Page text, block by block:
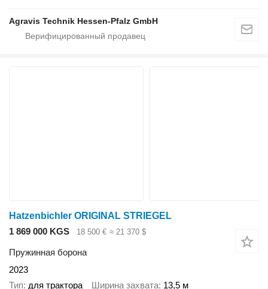
Agravis Technik Hessen-Pfalz GmbH
Hatzenbichler ORIGINAL STRIEGEL
1 869 000 KGS
18 500 € ≈ 21 370 $
Пружинная борона
2023
Тип для трактора Ширина захвата 13,5 м